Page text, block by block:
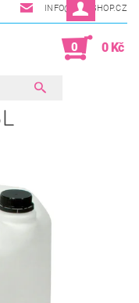
INFO@ERO-SHOP.CZ
0 0 Kč